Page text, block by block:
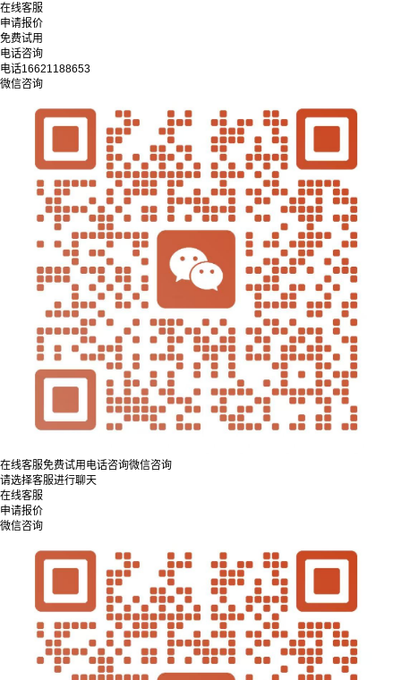
在线客服
申请报价
免费试用
电话咨询
电话16621188653
微信咨询
在线客服免费试用 电话咨询微信咨询
请选择客服进行聊天
在线客服
申请报价
微信咨询